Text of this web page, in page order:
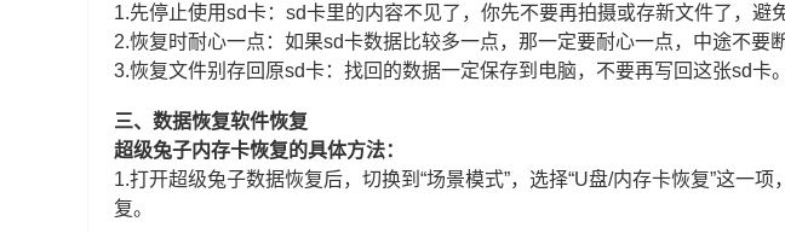
1.先停止使用sd卡：sd卡里的内容不见了，你先不要再拍摄或存新文件了，避
2.恢复时耐心一点：如果sd卡数据比较多一点，那一定要耐心一点，中途不要
3.恢复文件别存回原sd卡：找回的数据一定保存到电脑，不要再写回这张sd卡。
三、数据恢复软件恢复
超级兔子内存卡恢复的具体方法：
1.打开超级兔子数据恢复后，切换到“场景模式”，选择“U盘/内存卡恢复”这一
复。